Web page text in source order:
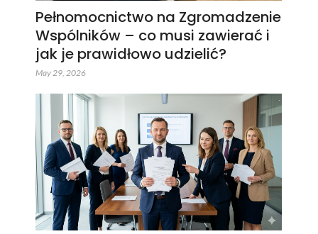
Pełnomocnictwo na Zgromadzenie
Wspólników – co musi zawierać i
jak je prawidłowo udzielić?
May 29, 2026